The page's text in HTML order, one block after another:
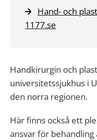
Hand- och
1177.se
Handkirurgin och
universitetssjukhus i
den norra regionen.
Här finns också ett
ansvar för behandling